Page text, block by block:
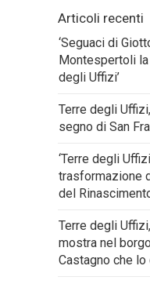
Articoli recenti
‘Seguaci di
Montespertoli la
degli Uffizi’
Terre degli
segno di San
‘Terre degli
trasformazione
del
Terre degli
mostra nel
Castagno che